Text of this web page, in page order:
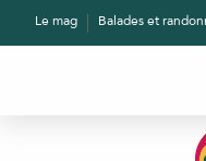
AllerLe mag Balades et